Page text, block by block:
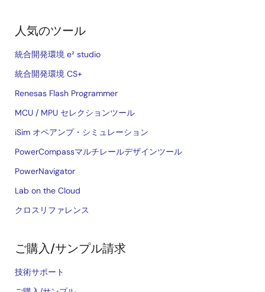
人気のツール
統合開発環境 e² studio
統合開発環境 CS+
Renesas Flash Programmer
MCU / MPU セレクションツール
iSim オペアンプ・シミュレーション
PowerCompassマルチレールデザインツール
PowerNavigator
Lab on the Cloud
クロスリファレンス
ご購入/サンプル請求
技術サポート